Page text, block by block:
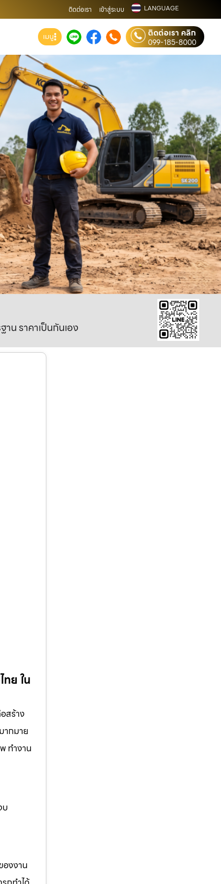
ติดต่อเรา เข้าสู่ระบบ LANGUAGE
เมนู ติดต่อเรา คลิก
099-185-8000
น ราคาเป็นกันเอง
ย ใน
สร้าง
ากมาย
ทำงาน
บ
องงาน